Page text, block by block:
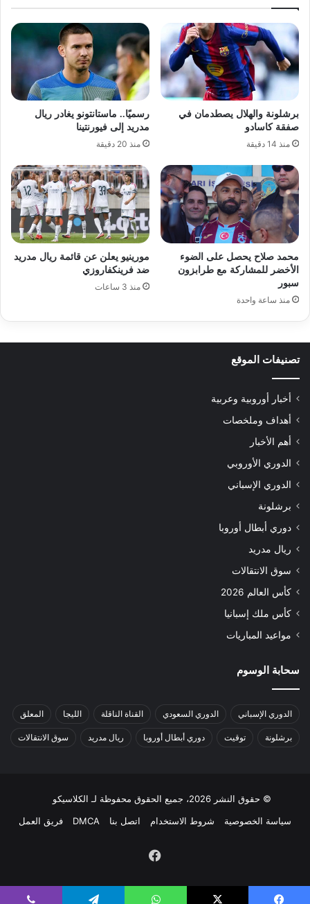
برشلونة والهلال يصطدمان في
صفقة كاسادو
منذ 14 دقيقة
رسميًا.. ماستانتونو يغادر ريال
مدريد إلى فيورنتينا
منذ 20 دقيقة
محمد صلاح يحصل على الضوء
الأخضر للمشاركة مع طرابزون
سبور
منذ ساعة واحدة
مورينيو يعلن عن قائمة ريال مدريد
ضد فرينكفاروزي
منذ 3 ساعات
تصنيفات الموقع
أخبار أوروبية وعربية
أهداف وملخصات
أهم الأخبار
الدوري الأوروبي
الدوري الإسباني
برشلونة
دوري أبطال أوروبا
ريال مدريد
سوق الانتقالات
كأس العالم 2026
كأس ملك إسبانيا
مواعيد المباريات
سحابة الوسوم
الدوري الإسباني الدوري السعودي القناة الناقلة الليجا المعلق
برشلونة توقيت دوري أبطال أوروبا ريال مدريد سوق الانتقالات
© حقوق النشر 2026، جميع الحقوق محفوظة لـ الكلاسيكو
سياسة الخصوصية
شروط الاستخدام اتصل بنا DMCA فريق العمل
فيسبوك